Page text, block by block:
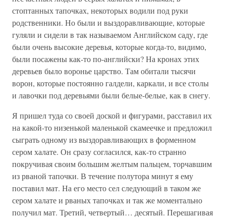
стоптанных тапочках, некоторых водили под руки
родственники. Но были и выздоравливающие, которые
гуляли и сидели в так называемом Английском саду, где
были очень высокие деревья, которые когда-то, видимо,
были посажены как-то по-английски? На кронах этих
деревьев было воронье царство. Там обитали тысячи
ворон, которые постоянно галдели, каркали, и все столы
и лавочки под деревьями были белые-белые, как в снегу.
Я пришел туда со своей доской и фигурами, расставил их
на какой-то низенькой маленькой скамеечке и предложил
сыграть одному из выздоравливающих в форменном
сером халате. Он сразу согласился, как-то странно
покручивая своим большим желтым пальцем, торчавшим
из рваной тапочки. В течение полутора минут я ему
поставил мат. На его место сел следующий в таком же
сером халате и рваных тапочках и так же моментально
получил мат. Третий, четвертый… десятый. Перешагивая